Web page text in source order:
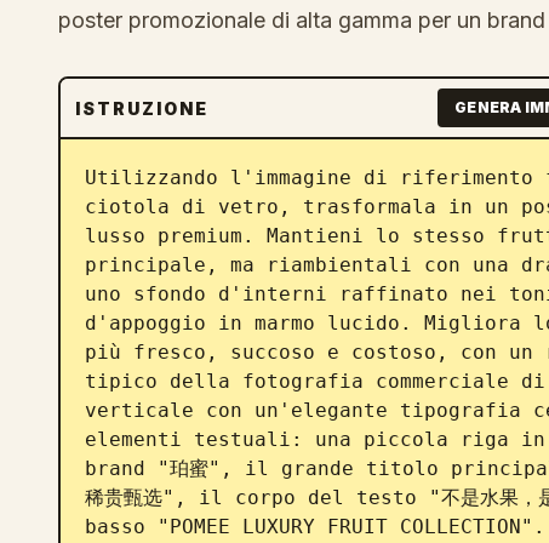
poster promozionale di alta gamma per un
ISTRUZIONE GENERA
Utilizzando l'immagine di
ciotola di vetro, trasformala in un
lusso premium. Mantieni lo stesso
principale, ma riambientali con una
uno sfondo d'interni raffinato nei
d'appoggio in marmo lucido.
più fresco, succoso e costoso, con
tipico della fotografia commerciale di
verticale con un'elegante tipografia
elementi testuali: una piccola riga in
brand "珀蜜", il grande titolo
稀贵甄选", il corpo del testo "不是水果，
basso "POMEE LUXURY FRUIT